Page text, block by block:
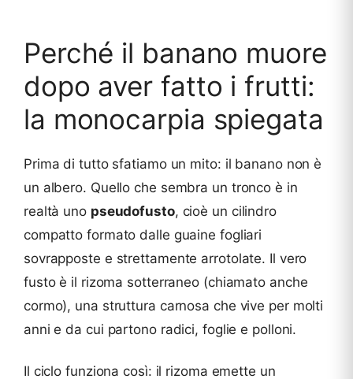
Perché il banano muore
dopo aver fatto i frutti:
la monocarpia spiegata
Prima di tutto sfatiamo un mito: il banano non è
un albero. Quello che sembra un tronco è in
realtà uno pseudofusto, cioè un cilindro
compatto formato dalle guaine fogliari
sovrapposte e strettamente arrotolate. Il vero
fusto è il rizoma sotterraneo (chiamato anche
cormo), una struttura carnosa che vive per molti
anni e da cui partono radici, foglie e polloni.
Il ciclo funziona così: il rizoma emette un